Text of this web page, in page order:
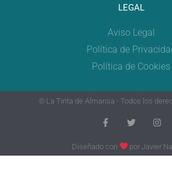
LEGAL
Aviso Legal
Política de
Política de Cookies
© La Tinta de Almansa - Todos los
Diseñado con porJavier